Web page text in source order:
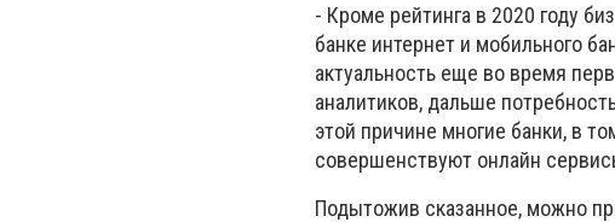
- Кроме рейтинга в 2020 году
банке интернет и мобильного
актуальность еще во время
аналитиков, дальше
этой причине многие банки, в
совершенствуют онлайн
Подытожив сказанное, можно